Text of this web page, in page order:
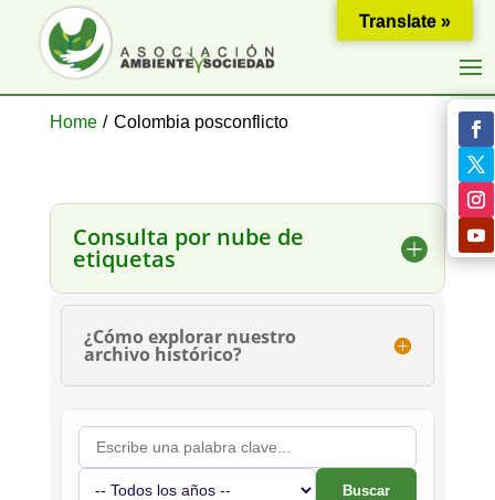
Home / Colombia posconflicto
Consulta por nube de
etiquetas
¿Cómo explorar nuestro
archivo histórico?
Buscar
Translate »